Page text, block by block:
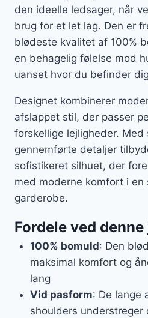
den ideelle ledsager, når
brug for et let lag. Den er
blødeste kvalitet af 100%
en behagelig følelse mod
uanset hvor du befinder
Designet kombinerer
afslappet stil, der passer
forskellige lejligheder. Med
gennemførte detaljer
sofistikeret silhuet, der
med moderne komfort i en
garderobe.
Fordele ved
100% bomuld: Den
maksimal komfort og
lang
Vid pasform: De lange
shoulders understreger